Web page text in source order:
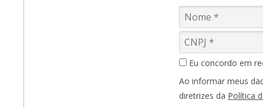
Eu concordo em
Ao informar meus
diretrizes da Política